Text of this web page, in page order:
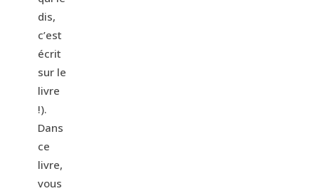
dis,
c’est
écrit
sur le
livre
!).
Dans
ce
livre,
vous